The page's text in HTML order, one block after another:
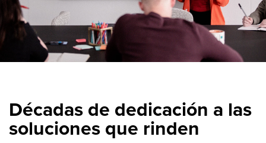
Décadas de dedicación a las
soluciones que rinden